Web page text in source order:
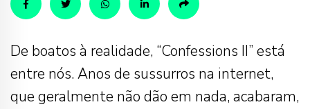
De boatos à realidade, “Confessions II” está
entre nós. Anos de sussurros na internet,
que geralmente não dão em nada, acabaram,